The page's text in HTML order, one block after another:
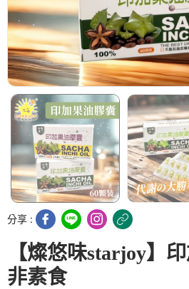
分享 :
【燦悠味starjoy】
非素食